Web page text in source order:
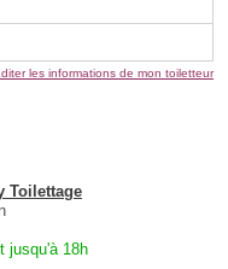
les informations de mon toiletteur
Toilettage
jusqu'à 18h